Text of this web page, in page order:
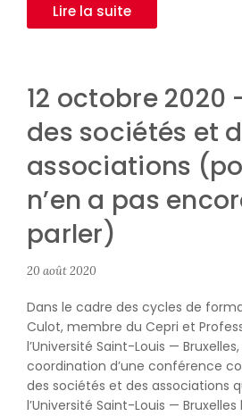
Lire la suite
12 octobre 2020
des sociétés et
associations
n’en a pas
parler)
20 août 2020
Dans le cadre des cycles de
Culot, membre du Cepri et
l’Université Saint-Louis —
coordination d’une conférence
des sociétés et des associations
l’Université Saint-Louis —